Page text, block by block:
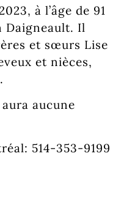
à l’âge de 91
Daigneault. Il
et sœurs Lise
et nièces,
aucune
514-353-9199